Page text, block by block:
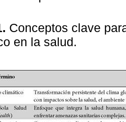
Conceptos clave
en la salud.